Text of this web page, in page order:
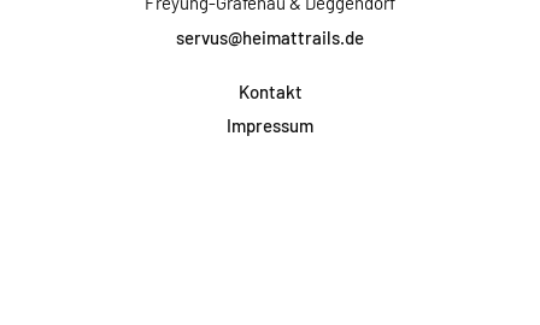
servus@heimattrails.de
Kontakt
Impressum